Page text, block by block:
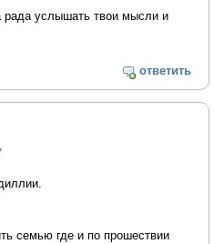
рада услышать твои мысли и
ответить
семью где и по прошествии